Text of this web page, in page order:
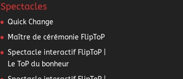
Spectacles
Quick Change
Maître de cérémonie FlipToP
Spectacle interactif FlipToP |
Le ToP du bonheur